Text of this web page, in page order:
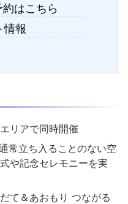
はこちら
情報
リアで同時開催
常立ち入ることのない空
や記念セレモニーを実
て＆あおもり つながる